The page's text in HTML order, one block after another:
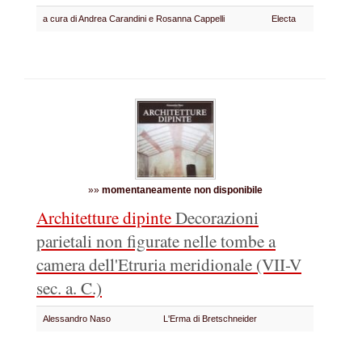
a cura di Andrea Carandini e Rosanna Cappelli Electa
»» momentaneamente non disponibile
Architetture dipinteDecorazioni
parietali non figurate nelle tombe a
camera dell'Etruria meridionale (VII-V
sec. a. C.)
Alessandro Naso L'Erma di Bretschneider